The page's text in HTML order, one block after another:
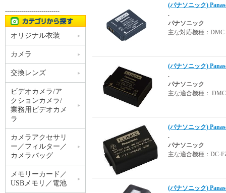
(パナソニック)
.
パナソニック
主な対応機種：
(パナソニック)
.
パナソニック
主な適合機種：
(パナソニック)
.
パナソニック
主な適合機種：DC-
(パナソニック)
---------------------------
オリジナル衣装
カメラ
交換レンズ
ビデオカメラ/ア
クションカメラ/
業務用ビデオカメ
ラ
カメラアクセサリ
ー／フィルター／
カメラバッグ
メモリーカード／
USBメモリ／電池